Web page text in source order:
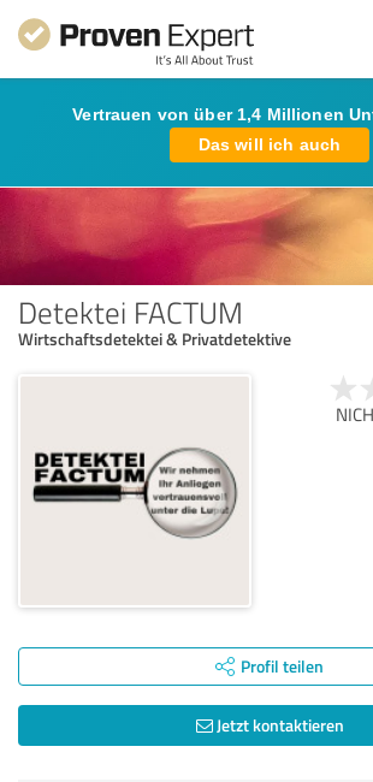
Vertrauen von über 1,4 Millionen
Das will ich auch
Detektei FACTUM
Wirtschaftsdetektei & Privatdetektive
Profil teilen
Jetzt kontaktieren